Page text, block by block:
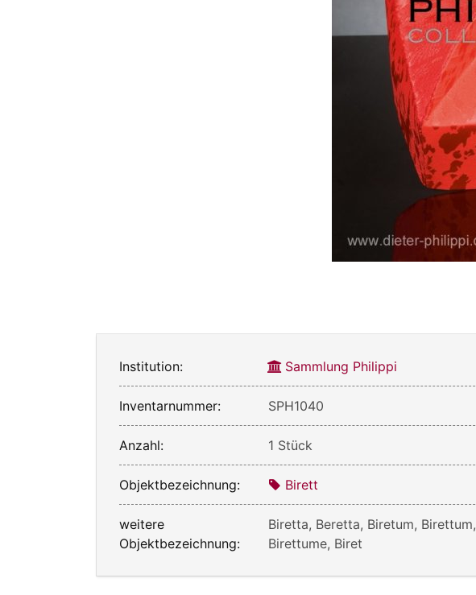
Institution: Sammlung Philippi
Inventarnummer: SPH1040
Anzahl: 1 Stück
Objektbezeichnung: Birett
weitere
Objektbezeichnung:
Biretta, Beretta, Biretum, Birettum,
Birettume, Biret